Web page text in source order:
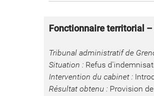
Fonctionnaire territorial –
Tribunal administratif de
Situation : Refus
Intervention du cabinet :
Résultat obtenu : Provision